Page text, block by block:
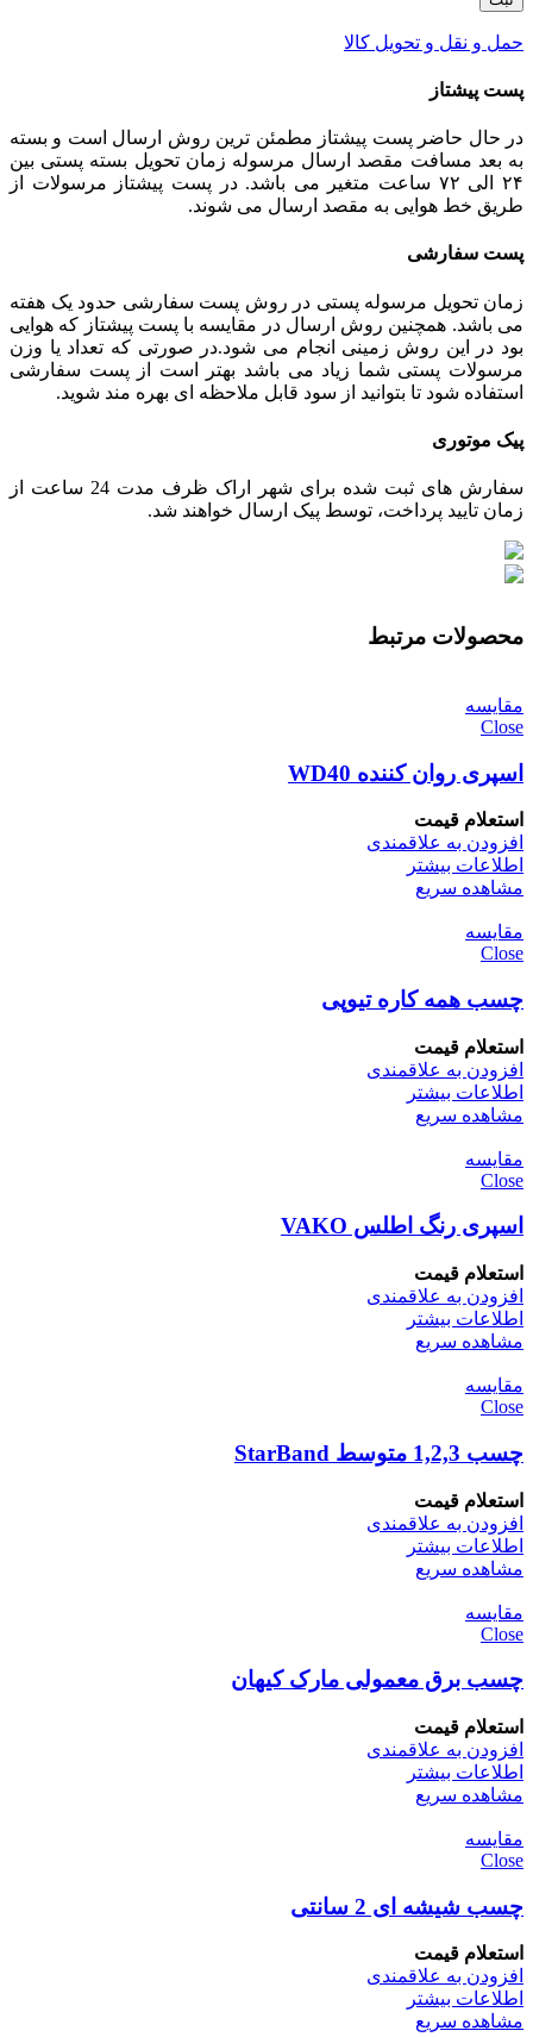
حمل و نقل و تحویل کالا
پست پیشتاز
در حال حاضر پست پیشتاز مطمئن ترین روش ارسال است و بسته
به بعد مسافت مقصد ارسال مرسوله زمان تحویل بسته پستی بین
۲۴ الی ۷۲ ساعت متغیر می باشد. در پست پیشتاز مرسولات از
طریق خط هوایی به مقصد ارسال می شوند.
پست سفارشی
زمان تحویل مرسوله پستی در روش پست سفارشی حدود یک هفته
می باشد. همچنین روش ارسال در مقایسه با پست پیشتاز که هوایی
بود در این روش زمینی انجام می شود.در صورتی که تعداد یا وزن
مرسولات پستی شما زیاد می باشد بهتر است از پست سفارشی
استفاده شود تا بتوانید از سود قابل ملاحظه ای بهره مند شوید.
پیک موتوری
سفارش های ثبت شده برای شهر اراک ظرف مدت 24 ساعت از
زمان تایید پرداخت، توسط پیک ارسال خواهند شد.
محصولات مرتبط
مقایسه
Close
اسپری روان کننده WD40
استعلام قیمت
افزودن به علاقمندی
اطلاعات بیشتر
مشاهده سریع
مقایسه
Close
چسب همه کاره تیوپی
استعلام قیمت
افزودن به علاقمندی
اطلاعات بیشتر
مشاهده سریع
مقایسه
Close
اسپری رنگ اطلس VAKO
استعلام قیمت
افزودن به علاقمندی
اطلاعات بیشتر
مشاهده سریع
مقایسه
Close
چسب 1,2,3 متوسط StarBand
استعلام قیمت
افزودن به علاقمندی
اطلاعات بیشتر
مشاهده سریع
مقایسه
Close
چسب برق معمولی مارک کیهان
استعلام قیمت
افزودن به علاقمندی
اطلاعات بیشتر
مشاهده سریع
مقایسه
Close
چسب شیشه ای 2 سانتی
استعلام قیمت
افزودن به علاقمندی
اطلاعات بیشتر
مشاهده سریع